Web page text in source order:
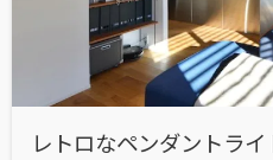
レトロなペンダントラ